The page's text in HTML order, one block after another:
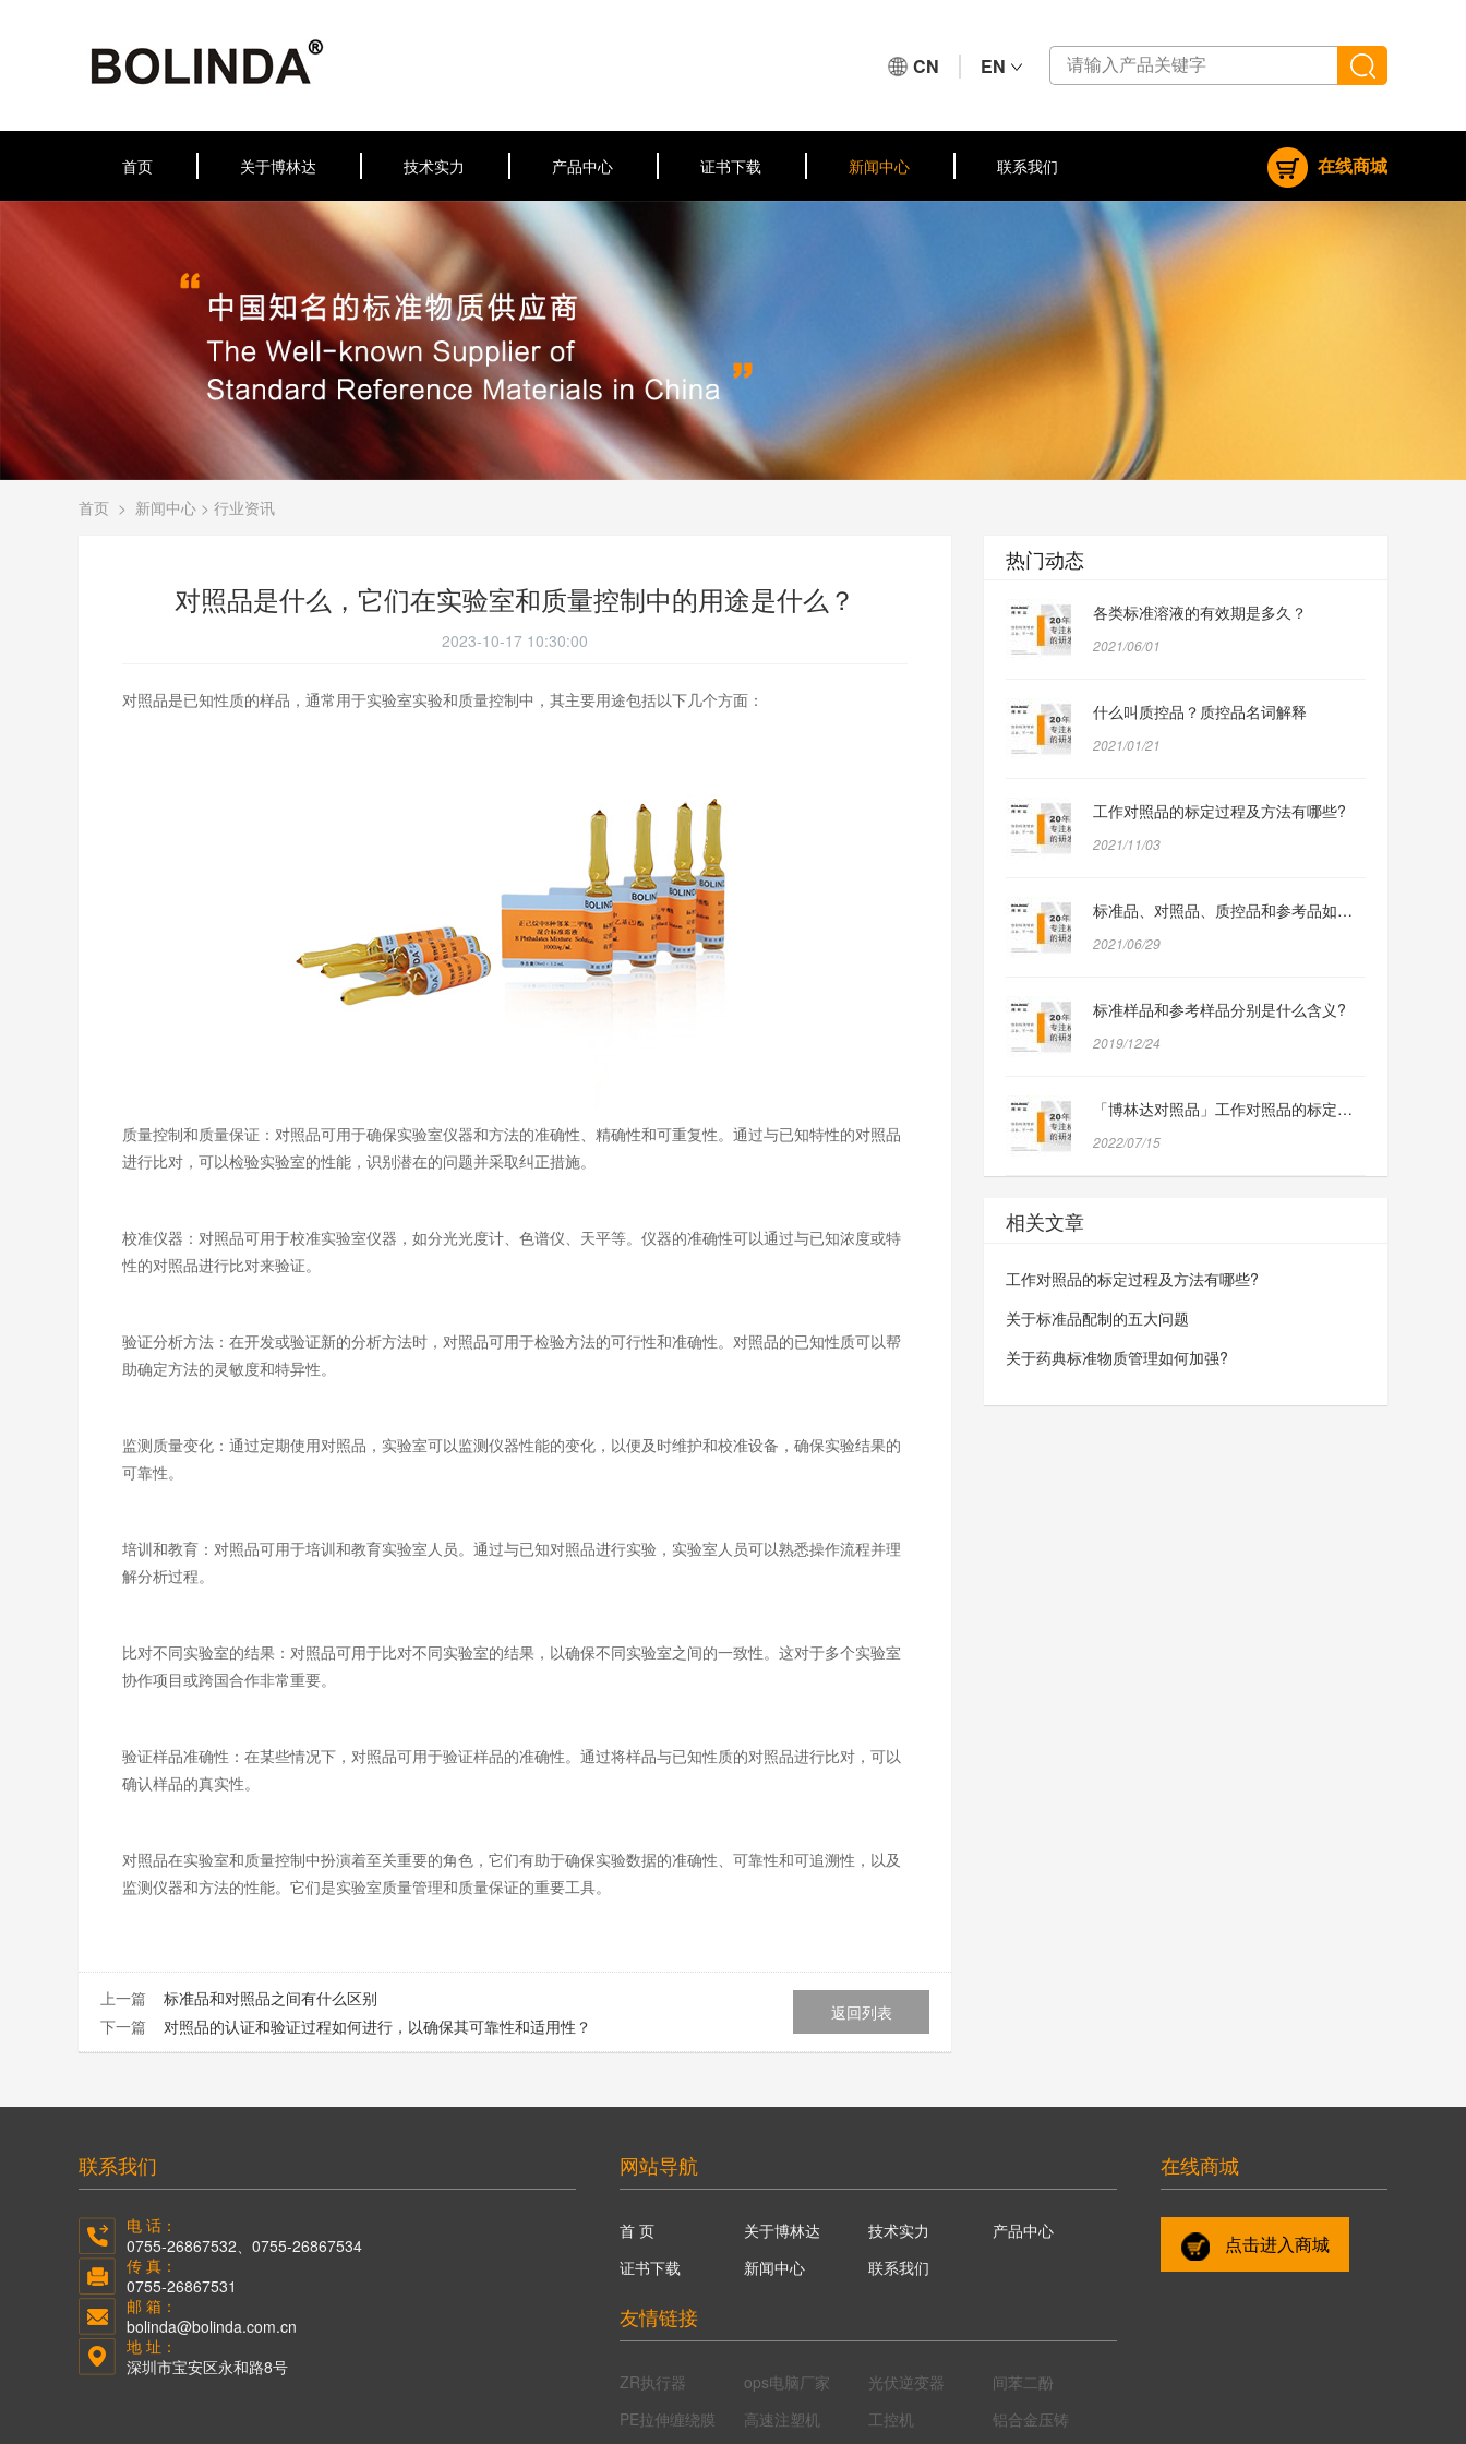
CN EN
首页 关于博林达 技术实力 产品中心 证书下载 新闻中心 联系我们 在线商城
首页 > 新闻中心 > 行业资讯
对照品是什么，它们在实验室和质量控制中的用途是什么？
2023-10-17 10:30:00
对照品是已知性质的样品，通常用于实验室实验和质量控制中，其主要用途包括以下几个方面：
质量控制和质量保证：对照品可用于确保实验室仪器和方法的准确性、精确性和可重复性。通过与已知特性的对照品
进行比对，可以检验实验室的性能，识别潜在的问题并采取纠正措施。
校准仪器：对照品可用于校准实验室仪器，如分光光度计、色谱仪、天平等。仪器的准确性可以通过与已知浓度或特
性的对照品进行比对来验证。
验证分析方法：在开发或验证新的分析方法时，对照品可用于检验方法的可行性和准确性。对照品的已知性质可以帮
助确定方法的灵敏度和特异性。
监测质量变化：通过定期使用对照品，实验室可以监测仪器性能的变化，以便及时维护和校准设备，确保实验结果的
可靠性。
培训和教育：对照品可用于培训和教育实验室人员。通过与已知对照品进行实验，实验室人员可以熟悉操作流程并理
解分析过程。
比对不同实验室的结果：对照品可用于比对不同实验室的结果，以确保不同实验室之间的一致性。这对于多个实验室
协作项目或跨国合作非常重要。
验证样品准确性：在某些情况下，对照品可用于验证样品的准确性。通过将样品与已知性质的对照品进行比对，可以
确认样品的真实性。
对照品在实验室和质量控制中扮演着至关重要的角色，它们有助于确保实验数据的准确性、可靠性和可追溯性，以及
监测仪器和方法的性能。它们是实验室质量管理和质量保证的重要工具。
返回列表
上一篇 标准品和对照品之间有什么区别
下一篇 对照品的认证和验证过程如何进行，以确保其可靠性和适用性？
热门动态
各类标准溶液的有效期是多久？
2021/06/01
什么叫质控品？质控品名词解释
2021/01/21
工作对照品的标定过程及方法有哪些?
2021/11/03
标准品、对照品、质控品和参考品如何定义？
2021/06/29
标准样品和参考样品分别是什么含义?
2019/12/24
「博林达对照品」工作对照品的标定过程与方法分享
2022/07/15
相关文章
工作对照品的标定过程及方法有哪些?
关于标准品配制的五大问题
关于药典标准物质管理如何加强?
联系我们
电 话：
0755-26867532、0755-26867534
传 真：
0755-26867531
邮 箱：
bolinda@bolinda.com.cn
地 址：
深圳市宝安区永和路8号
网站导航
首 页 关于博林达 技术实力
产品中心
证书下载
新闻中心 联系我们
友情链接
ZR执行器 ops电脑厂家 光伏逆变器
间苯二酚
PE拉伸缠绕膜
高速注塑机 工控机 铝合金压铸
在线商城
点击进入商城